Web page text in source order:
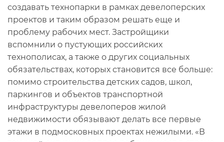
создавать технопарки в рамках девелоперских
проектов и таким образом решать еще и
проблему рабочих мест. Застройщики
вспомнили о пустующих российских
технополисах, а также о других социальных
обязательствах, которых становится все больше:
помимо строительства детских садов, школ,
паркингов и объектов транспортной
инфраструктуры девелоперов жилой
недвижимости обязывают делать все первые
этажи в подмосковных проектах нежилыми. «В